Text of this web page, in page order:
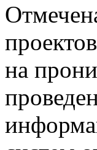
на